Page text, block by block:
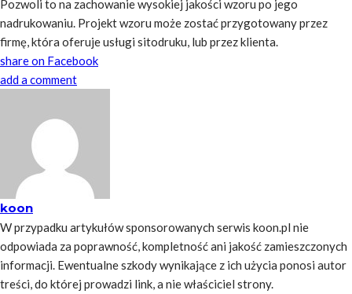
Pozwoli to na zachowanie wysokiej jakości wzoru po jego
nadrukowaniu. Projekt wzoru może zostać przygotowany przez
firmę, która oferuje usługi sitodruku, lub przez klienta.
share on Facebook
add a comment
koon
W przypadku artykułów sponsorowanych serwis koon.pl nie
odpowiada za poprawność, kompletność ani jakość zamieszczonych
informacji. Ewentualne szkody wynikające z ich użycia ponosi autor
treści, do której prowadzi link, a nie właściciel strony.